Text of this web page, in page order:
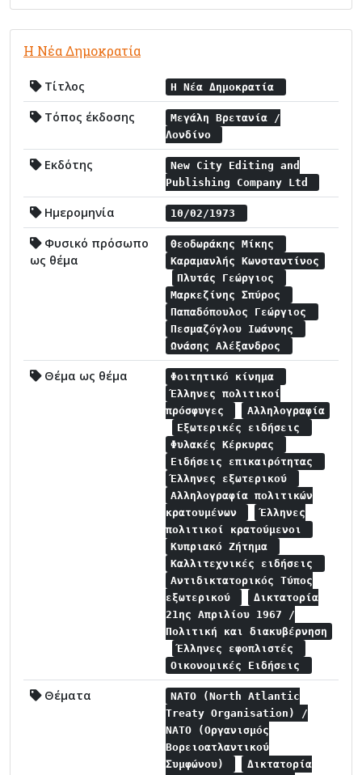
Η Νέα Δημοκρατία
Τίτλος Η Νέα Δημοκρατία
Τόπος έκδοσης
Μεγάλη Βρετανία /
Λονδίνο
Εκδότης
New City Editing and
Publishing Company Ltd
Ημερομηνία 10/02/1973
Φυσικό πρόσωπο
ως θέμα
Θεοδωράκης Μίκης
Καραμανλής Κωνσταντίνος
Πλυτάς Γεώργιος
Μαρκεζίνης Σπύρος
Παπαδόπουλος Γεώργιος
Πεσμαζόγλου Ιωάννης
Ωνάσης Αλέξανδρος
Θέμα ως θέμα
Φοιτητικό κίνημα
Έλληνες πολιτικοί
πρόσφυγες
Αλληλογραφία
Εξωτερικές ειδήσεις
Φυλακές Κέρκυρας
Ειδήσεις επικαιρότητας
Έλληνες εξωτερικού
Αλληλογραφία πολιτικών
κρατουμένων
Έλληνες
πολιτικοί κρατούμενοι
Κυπριακό Ζήτημα
Καλλιτεχνικές ειδήσεις
Αντιδικτατορικός Τύπος
εξωτερικού
Δικτατορία
21ης Απριλίου 1967 /
Πολιτική και διακυβέρνηση
Έλληνες εφοπλιστές
Οικονομικές Ειδήσεις
Θέματα
NATO (North Atlantic
Treaty Organisation) /
NATO (Οργανισμός
Βορειοατλαντικού
Συμφώνου)
Δικτατορία